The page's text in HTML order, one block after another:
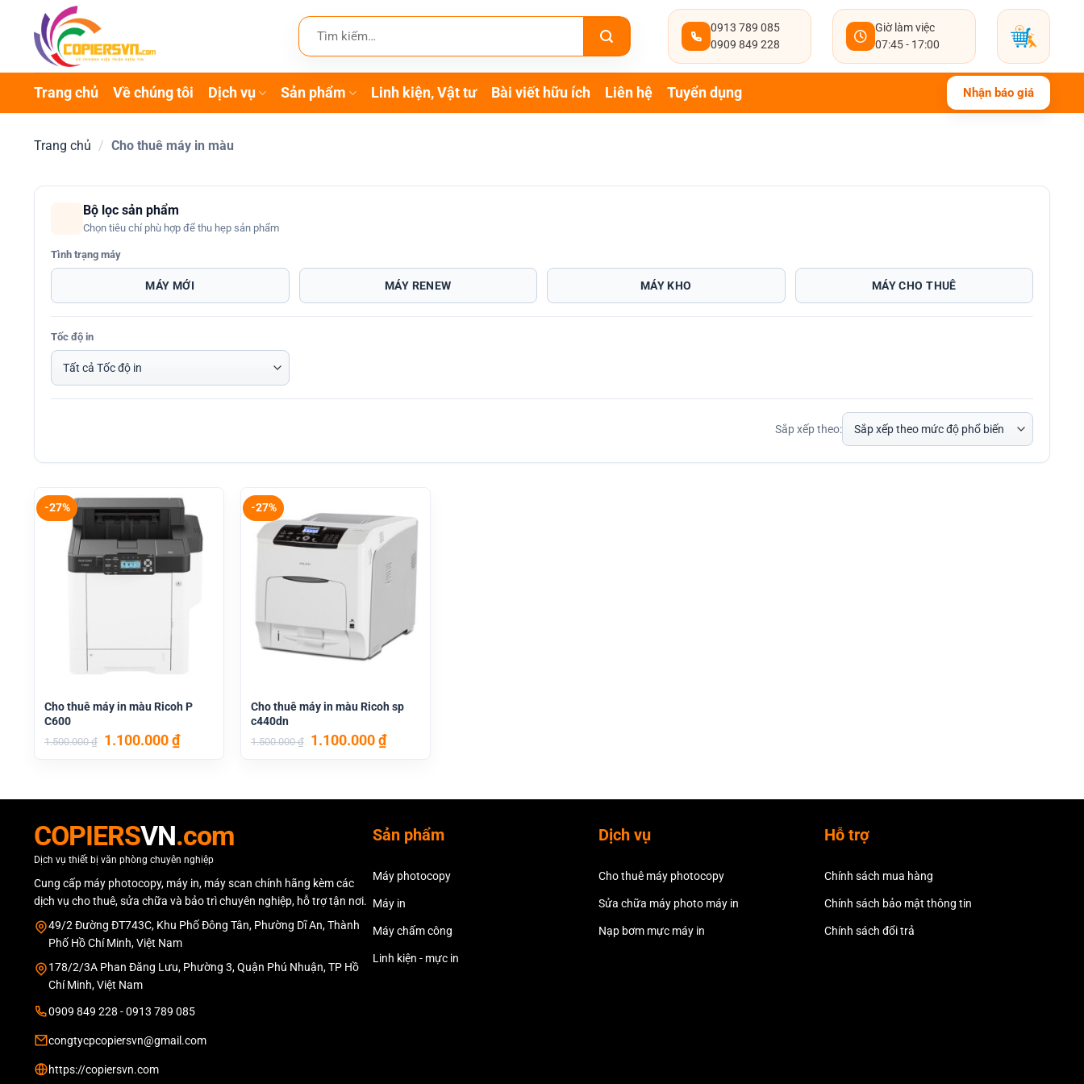
dung
Tìm
kiếm:
0913 789 085
0909 849 228
Giờ làm việc
07:45 - 17:00
Trang chủ Về chúng tôi Dịch vụ Sản phẩm Linh kiện, Vật tư Bài viết hữu ích Liên hệ Tuyển dụng Nhận báo giá
Trang chủ / Cho thuê máy in màu
Bộ lọc sản phẩm
Chọn tiêu chí phù hợp để thu hẹp sản phẩm
Tình trạng máy
MÁY MỚI MÁY RENEW MÁY KHO MÁY CHO THUÊ
Tốc độ in
Sắp xếp theo:
-27%
Cho thuê máy in màu Ricoh P
C600
1.500.000₫
Giá
1.100.000₫Giá
hiện
1.100.000 ₫.
-27%
Cho thuê máy in màu Ricoh sp
c440dn
1.500.000₫
Giá
1.100.000₫Giá
hiện
1.100.000 ₫.
COPIERSVN.com
Dịch vụ thiết bị văn phòng chuyên nghiệp
Cung cấp máy photocopy, máy in, máy scan chính hãng kèm các
dịch vụ cho thuê, sửa chữa và bảo trì chuyên nghiệp, hỗ trợ tận nơi.
49/2 Đường ĐT743C, Khu Phố Đông Tân, Phường Dĩ An, Thành
Phố Hồ Chí Minh, Việt Nam
178/2/3A Phan Đăng Lưu, Phường 3, Quận Phú Nhuận, TP Hồ
Chí Minh, Việt Nam
0909 849 228 - 0913 789 085
congtycpcopiersvn@gmail.com
https://copiersvn.com
Sản phẩm
Máy photocopy
Máy in
Máy chấm công
Linh kiện - mực in
Dịch vụ
Cho thuê máy photocopy
Sửa chữa máy photo máy in
Nạp bơm mực máy in
Hỗ trợ
Chính sách mua hàng
Chính sách bảo mật thông tin
Chính sách đổi trả